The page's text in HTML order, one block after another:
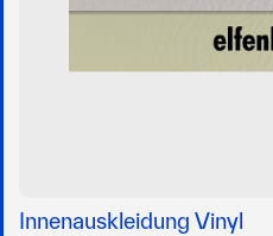
Innenauskleidung Vinyl